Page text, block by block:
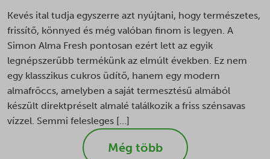
Kevés ital tudja egyszerre azt nyújtani, hogy természetes,
frissítő, könnyed és még valóban finom is legyen. A
Simon Alma Fresh pontosan ezért lett az egyik
legnépszerűbb termékünk az elmúlt években. Ez nem
egy klasszikus cukros üdítő, hanem egy modern
almafröccs, amelyben a saját termesztésű almából
készült direktpréselt almalé találkozik a friss szénsavas
vízzel. Semmi felesleges […]
Még több
SLO_wptGlobTipTmp
ssm_au_c
SWG_CS_HTTPS_1
swg_https_a2bc
ttcsid
ttcsid_C8K7GITMP02EUPVMHU20
ttcsid_CD4324JC77U9UGLCUOG0